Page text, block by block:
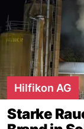
Hilfikon AG
Starke